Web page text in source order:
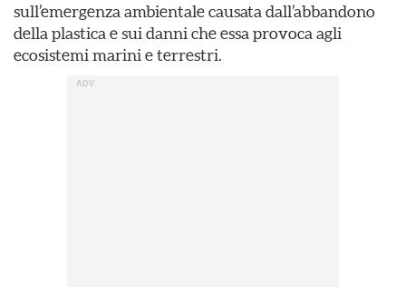
sull’emergenza ambientale causata dall’abbandono
della plastica e sui danni che essa provoca agli
ecosistemi marini e terrestri.